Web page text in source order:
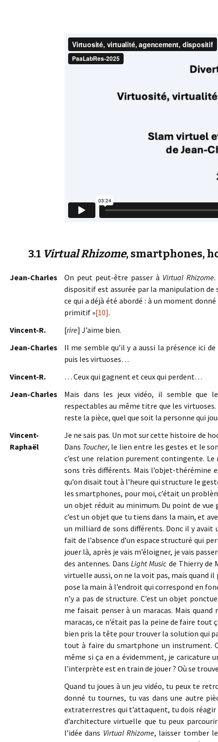
3.1 Virtual Rhizome, smartphones,
Jean-Charles On peut peut-être passer à Virtual Rhizome.
dispositif est assurée par la manipulation de
ce qui a déjà été abordé : à un moment
primitif »[10].
Vincent-R.
[rire] J’aime bien.
Jean-Charles
Il me semble qu’il y a aussi la présence ici
puis les virtuoses…
Vincent-R.
… Ceux qui gagnent et ceux qui perdent…
Jean-Charles
Mais dans les jeux vidéo, il semble que
respectables au même titre que les virtuoses.
reste la pièce, quel que soit la personne qui
Vincent-
Raphaël
Je ne sais pas. Un mot sur cette histoire de
Dans Toucher, le lien entre les gestes et le
c’est une relation purement contingente.
sons très différents. Mais l’objet-thérémine
qu’on disait tout à l’heure qui structure le
les smartphones, pour moi, c’était un
un objet réduit au minimum. Du point de vue
c’est un objet que tu tiens dans la main, et
un milliard de sons différents. Donc il y
fait de l’absence d’un espace structuré qui
jouer là, après je vais m’éloigner, je vais
des antennes. DansLight Music de Thierry de
virtuelle aussi, on ne la voit pas, mais quand
pose la main à l’endroit qui correspond en
n’y a pas de structure. C’est un objet
me faisait penser à un maracas. Mais
maracas, ce n’était pas la peine de faire tout
bien pris la tête pour trouver la solution qui
tout à faire du smartphone un instrument.
même si ça en a évidemment, je caricature
l’interprète est en train de jouer ? Où se
Quand tu joues à un jeu vidéo, tu peux te
donné tu tournes, tu vas dans une autre
extraterrestres qui t’attaquent, tu dois réagir
d’architecture virtuelle que tu peux
l’idée dans Virtual Rhizome, laisser tomber